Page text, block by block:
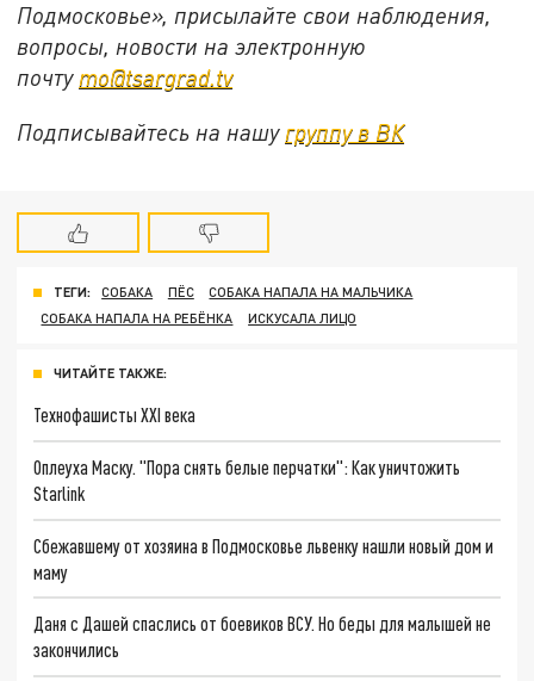
Подмосковье», присылайте свои наблюдения,
вопросы, новости на электронную
почту mo@tsargrad.tv
Подписывайтесь на нашу группу в ВК
ТЕГИ: СОБАКА ПЁС
СОБАКА НАПАЛА НА МАЛЬЧИКА
СОБАКА НАПАЛА НА РЕБЁНКА
ИСКУСАЛА ЛИЦО
ЧИТАЙТЕ ТАКЖЕ:
Технофашисты XXI века
Оплеуха Маску. "Пора снять белые перчатки": Как уничтожить
Starlink
Сбежавшему от хозяина в Подмосковье львенку нашли новый дом и
маму
Даня с Дашей спаслись от боевиков ВСУ. Но беды для малышей не
закончились